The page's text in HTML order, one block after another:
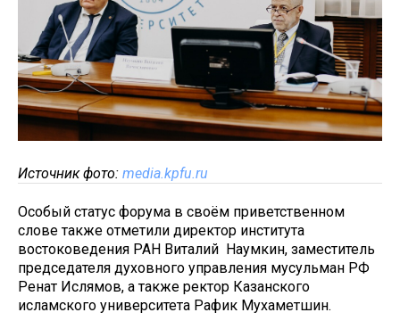
Источник фото: media.kpfu.ru
Особый статус форума в своём приветственном
слове также отметили директор института
востоковедения РАН Виталий Наумкин, заместитель
председателя духовного управления мусульман РФ
Ренат Ислямов, а также ректор Казанского
исламского университета Рафик Мухаметшин.